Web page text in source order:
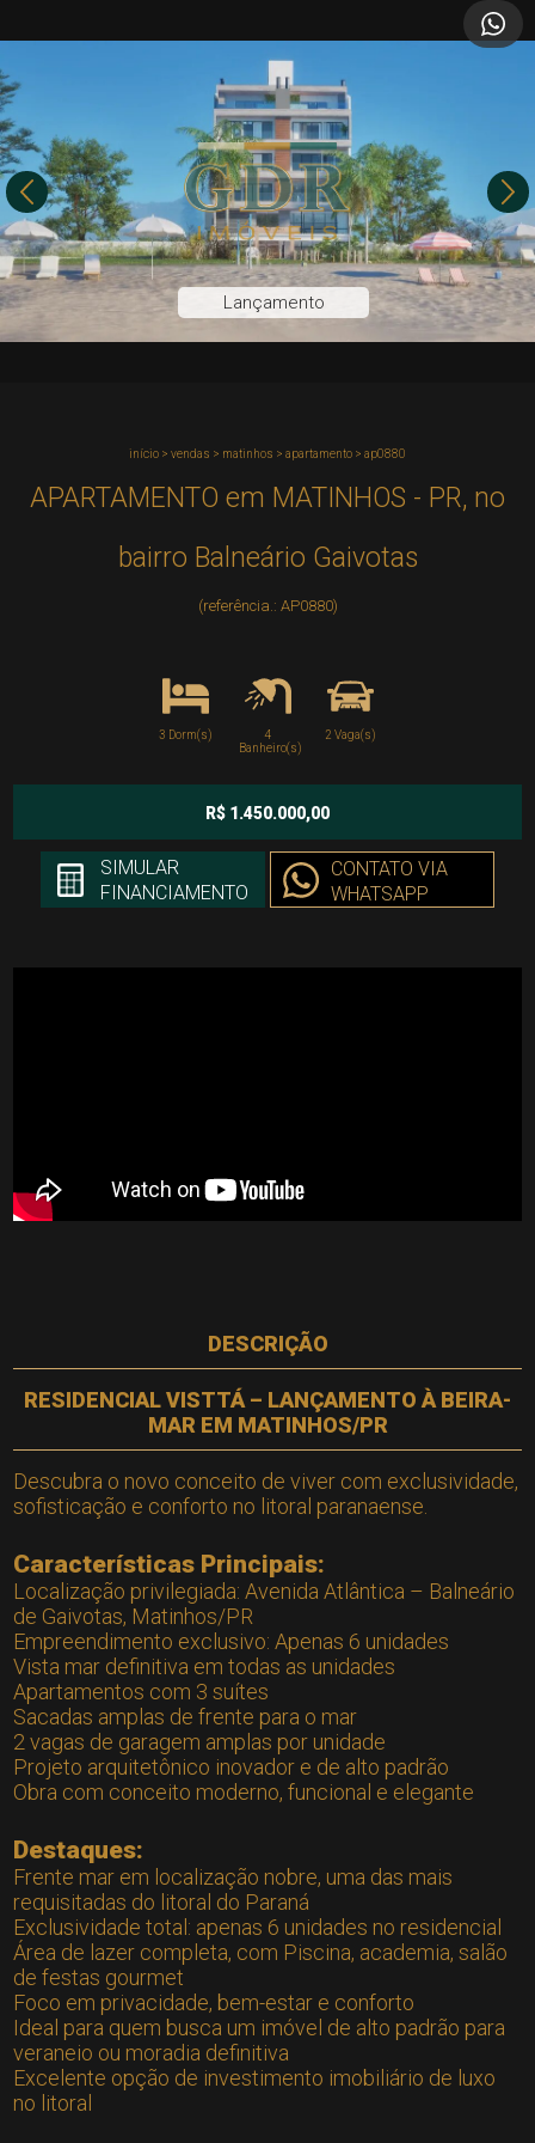
Lançamento
início > vendas > matinhos > apartamento > ap0880
APARTAMENTO em MATINHOS - PR, no
bairro Balneário Gaivotas
(referência.: AP0880)
3 Dorm(s)
4
Banheiro(s)
2 Vaga(s)
R$ 1.450.000,00
SIMULAR
FINANCIAMENTO
CONTATO VIA
WHATSAPP
DESCRIÇÃO
RESIDENCIAL VISTTÁ – LANÇAMENTO À BEIRA-
MAR EM MATINHOS/PR
Descubra o novo conceito de viver com exclusividade,
sofisticação e conforto no litoral paranaense.
Características Principais:
Localização privilegiada: Avenida Atlântica – Balneário
de Gaivotas, Matinhos/PR
Empreendimento exclusivo: Apenas 6 unidades
Vista mar definitiva em todas as unidades
Apartamentos com 3 suítes
Sacadas amplas de frente para o mar
2 vagas de garagem amplas por unidade
Projeto arquitetônico inovador e de alto padrão
Obra com conceito moderno, funcional e elegante
Destaques:
Frente mar em localização nobre, uma das mais
requisitadas do litoral do Paraná
Exclusividade total: apenas 6 unidades no residencial
Área de lazer completa, com Piscina, academia, salão
de festas gourmet
Foco em privacidade, bem-estar e conforto
Ideal para quem busca um imóvel de alto padrão para
veraneio ou moradia definitiva
Excelente opção de investimento imobiliário de luxo
no litoral